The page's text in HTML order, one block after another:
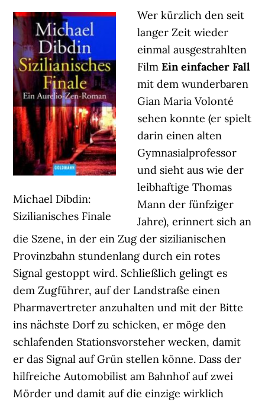
Michael Dibdin:
Sizilianisches Finale
Wer kürzlich den seit
langer Zeit wieder
einmal ausgestrahlten
FilmEin einfacher Fall
mit dem wunderbaren
Gian Maria Volonté
sehen konnte (er spielt
darin einen alten
Gymnasialprofessor
und sieht aus wie der
leibhaftige Thomas
Mann der fünfziger
Jahre), erinnert sich an
die Szene, in der ein Zug der sizilianischen
Provinzbahn stundenlang durch ein rotes
Signal gestoppt wird. Schließlich gelingt es
dem Zugführer, auf der Landstraße einen
Pharmavertreter anzuhalten und mit der Bitte
ins nächste Dorf zu schicken, er möge den
schlafenden Stationsvorsteher wecken, damit
er das Signal auf Grün stellen könne. Dass der
hilfreiche Automobilist am Bahnhof auf zwei
Mörder und damit auf die einzige wirklich